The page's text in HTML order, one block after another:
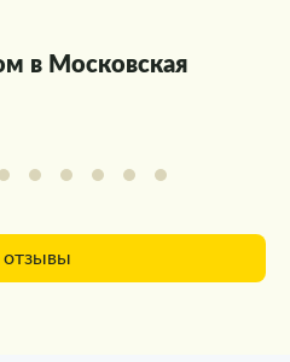
в Московская
отзывы